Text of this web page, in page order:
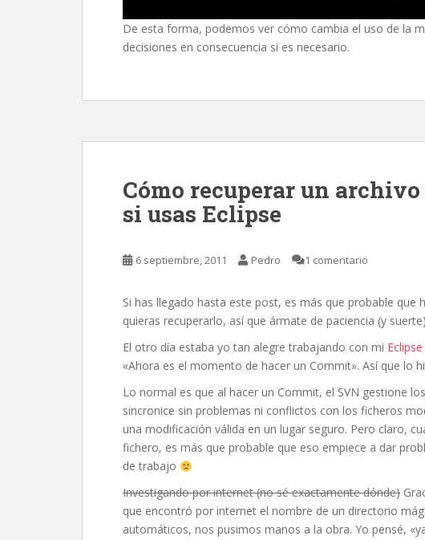
De esta forma, podemos ver cómo cambia el uso de la
decisiones en consecuencia si es necesario.
Cómo recuperar un
si usas Eclipse
6 septiembre, 2011 Pedro 1 comentario
Si has llegado hasta este post, es más que probable que
quieras recuperarlo, así que ármate de paciencia (y
El otro día estaba yo tan alegre trabajando con mi Eclipse
«Ahora es el momento de hacer un Commit». Así que lo
Lo normal es que al hacer un Commit, el SVN gestione
sincronice sin problemas ni conflictos con los ficheros
una modificación válida en un lugar seguro. Pero claro,
fichero, es más que probable que eso empiece a dar
de trabajo
Investigando por internet (no sé exactamente dónde)
que encontró por internet el nombre de un directorio
automáticos, nos pusimos manos a la obra. Yo pensé,